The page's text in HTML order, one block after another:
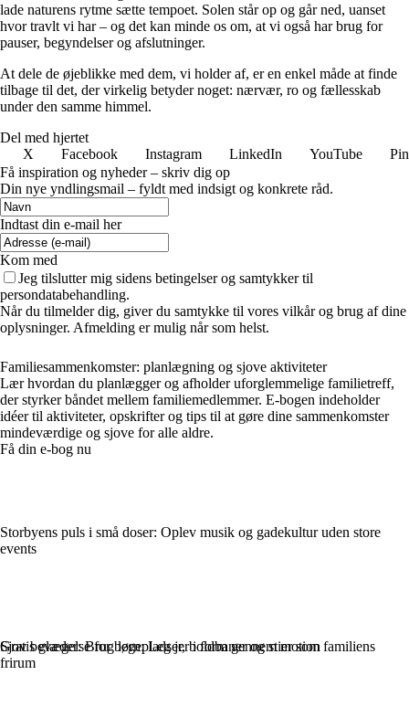
lade naturens rytme sætte tempoet. Solen står op og går ned, uanset
hvor travlt vi har – og det kan minde os om, at vi også har brug for
pauser, begyndelser og afslutninger.
At dele de øjeblikke med dem, vi holder af, er en enkel måde at finde
tilbage til det, der virkelig betyder noget: nærvær, ro og fællesskab
under den samme himmel.
Del med hjertet
X
Facebook Instagram LinkedIn YouTube
Få inspiration og nyheder – skriv dig op
Din nye yndlingsmail – fyldt med indsigt og konkrete råd.
Indtast din e-mail her
Kom med
Jeg tilslutter mig sidens betingelser og samtykker til
persondatabehandling.
Når du tilmelder dig, giver du samtykke til vores vilkår og brug af dine
oplysninger. Afmelding er mulig når som helst.
Familiesammenkomster: planlægning og sjove aktiviteter
Lær hvordan du planlægger og afholder uforglemmelige familietreff,
der styrker båndet mellem familiemedlemmer. E-bogen indeholder
idéer til aktiviteter, opskrifter og tips til at gøre dine sammenkomster
mindeværdige og sjove for alle aldre.
Få din e-bog nu
Storbyens puls i små doser: Oplev musik og gadekultur uden store
events
Gratis glæder: Brug legepladser, boldbaner og stier som familiens
frirum
Sjov bevægelse for børn: Leg jer i form gennem motion